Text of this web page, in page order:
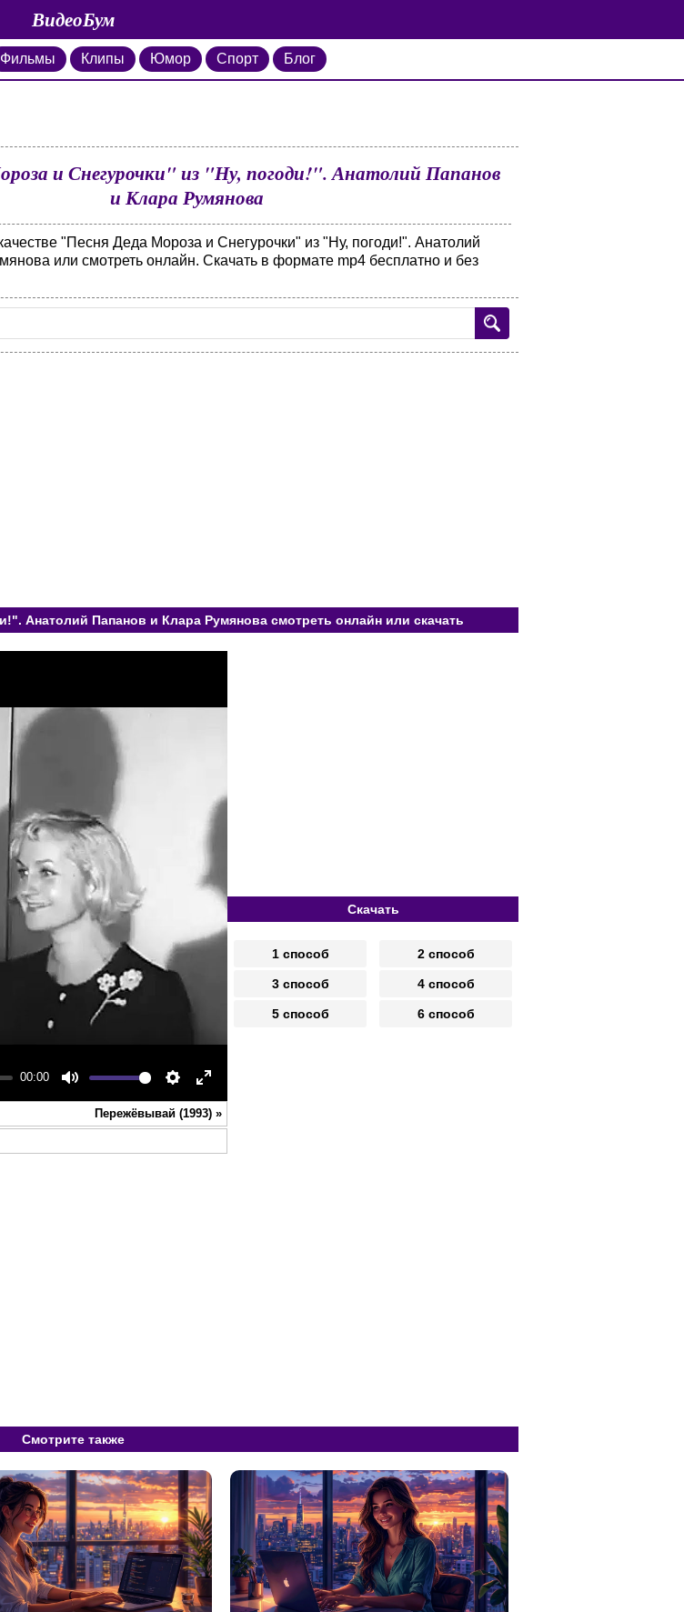
ВидеоБум
Фильмы Клипы Юмор Спорт Блог
и Снегурочки" из "Ну, погоди!". Анатолий Папанов
и Клара Румянова
"Песня Деда Мороза и Снегурочки" из "Ну, погоди!". Анатолий
или смотреть онлайн. Скачать в формате mp4 бесплатно и без
Анатолий Папанов и Клара Румянова смотреть онлайн или скачать
00:00
Mute Settings
Enter
fullscreen
Пережёвывай (1993) »
Скачать
1 способ 2 способ
3 способ 4 способ
5 способ 6 способ
Смотрите также